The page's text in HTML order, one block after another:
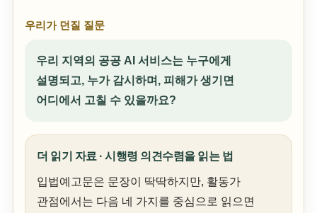
우리가 던질 질문
우리 지역의 공공 AI 서비스는 누구에게
설명되고, 누가 감시하며, 피해가 생기면
어디에서 고칠 수 있을까요?
더 읽기 자료 · 시행령 의견수렴을 읽는 법
입법예고문은 문장이 딱딱하지만, 활동가
관점에서는 다음 네 가지를 중심으로 읽으면